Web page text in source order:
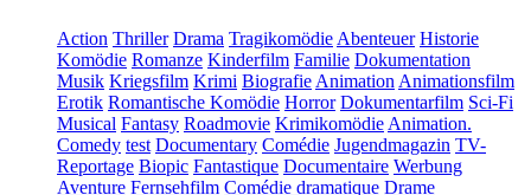
Action Thriller Drama Tragikomödie Abenteuer Historie
Komödie Romanze Kinderfilm Familie Dokumentation
Musik Kriegsfilm Krimi Biografie Animation Animationsfilm
Erotik Romantische Komödie Horror Dokumentarfilm Sci-Fi
Musical Fantasy Roadmovie Krimikomödie Animation.
Comedy test Documentary Comédie Jugendmagazin TV-
Reportage Biopic Fantastique Documentaire Werbung
Aventure Fernsehfilm Comédie dramatique Drame